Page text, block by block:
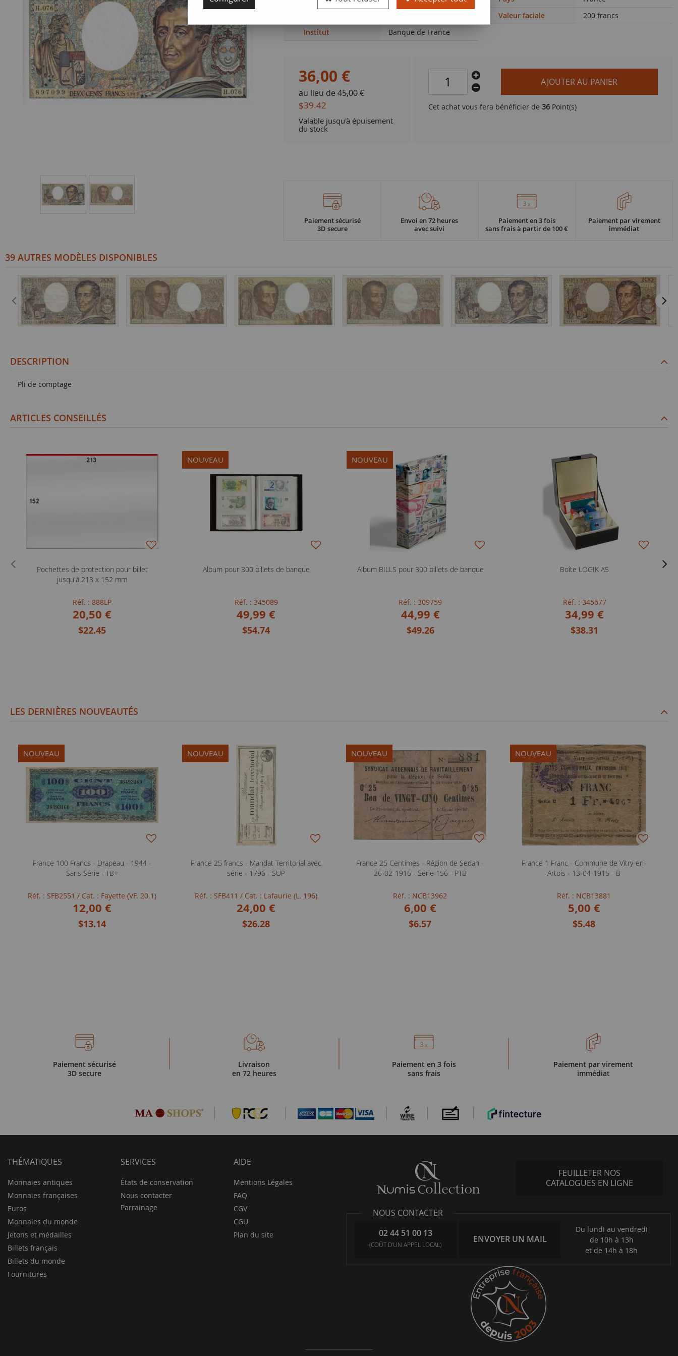
Valeur faciale
200 francs
Institut
Banque de France
36,00 €
au lieu de45,00€
$39.42
Valable jusqu'à épuisement
du stock
AJOUTER AU PANIER
Cet achat vous fera bénéficier de36 Point(s)
Paiement sécurisé
3D secure
Envoi en 72 heures
avec suivi
Paiement en 3 fois
sans frais à partir de 100 €
Paiement par virement
immédiat
39 AUTRES MODÈLES DISPONIBLES
DESCRIPTION
Pli de comptage
ARTICLES CONSEILLÉS
Pochettes de protection pour billet
jusqu'à 213 x 152 mm
Réf. : 888LP
20,50 €
$22.45
NOUVEAU
Album pour 300 billets de banque
Réf. : 345089
49,99 €
$54.74
NOUVEAU
Album BILLS pour 300 billets de banque
Réf. : 309759
44,99 €
$49.26
Boîte LOGIK A5
Réf. : 345677
34,99 €
$38.31
LES DERNIÈRES NOUVEAUTÉS
NOUVEAU
France 100 Francs - Drapeau - 1944 -
Sans Série - TB+
Réf. : SFB2551 / Cat. : Fayette (VF. 20.1)
12,00 €
$13.14
NOUVEAU
France 25 francs - Mandat Territorial avec
série - 1796 - SUP
Réf. : SFB411 / Cat. : Lafaurie (L. 196)
24,00 €
$26.28
NOUVEAU
France 25 Centimes - Région de Sedan -
26-02-1916 - Série 156 - PTB
Réf. : NCB13962
6,00 €
$6.57
NOUVEAU
France 1 Franc - Commune de Vitry-en-
Artois - 13-04-1915 - B
Réf. : NCB13881
5,00 €
$5.48
Paiement sécurisé
3D secure
Livraison
en 72 heures
Paiement en 3 fois
sans frais
Paiement par virement
immédiat
THÉMATIQUES
Monnaies antiques
Monnaies françaises
Euros
Monnaies du monde
Jetons et médailles
Billets français
Billets du monde
Fournitures
SERVICES
États de conservation
Nous contacter
Parrainage
AIDE
Mentions Légales
FAQ
CGV
CGU
Plan du site
FEUILLETER NOS
CATALOGUES EN LIGNE
NOUS CONTACTER
02 44 51 00 13
(COÛT D'UN APPEL LOCAL)
ENVOYER UN MAIL
Du lundi au vendredi
de 10h à 13h
et de 14h à 18h